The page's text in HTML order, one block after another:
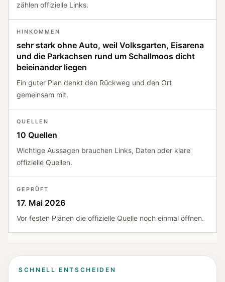
zählen offizielle Links.
HINKOMMEN
sehr stark ohne Auto, weil Volksgarten, Eisarena
und die Parkachsen rund um Schallmoos dicht
beieinander liegen
Ein guter Plan denkt den Rückweg und den Ort
gemeinsam mit.
QUELLEN
10 Quellen
Wichtige Aussagen brauchen Links, Daten oder klare
offizielle Quellen.
GEPRÜFT
17. Mai 2026
Vor festen Plänen die offizielle Quelle noch einmal öffnen.
SCHNELL ENTSCHEIDEN